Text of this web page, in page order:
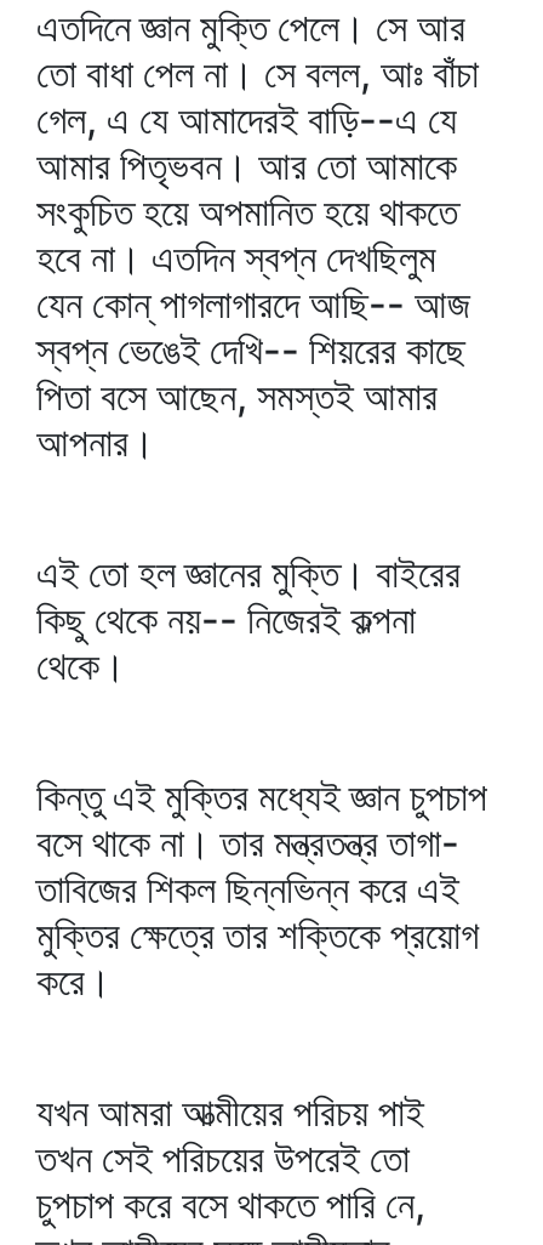
এতদিনে জ্ঞান মুক্তি পেলে। সে আর
তো বাধা পেল না। সে বলল, আঃ বাঁচা
গেল, এ যে আমাদেরই বাড়ি--এ যে
আমার পিতৃভবন। আর তো আমাকে
সংকুচিত হয়ে অপমানিত হয়ে থাকতে
হবে না। এতদিন স্বপ্ন দেখছিলুম
যেন কোন্‌ পাগলাগারদে আছি-- আজ
স্বপ্ন ভেঙেই দেখি-- শিয়রের কাছে
পিতা বসে আছেন, সমস্তই আমার
আপনার।
এই তো হল জ্ঞানের মুক্তি। বাইরের
কিছু থেকে নয়-- নিজেরই কল্পনা
থেকে।
কিন্তু এই মুক্তির মধ্যেই জ্ঞান চুপচাপ
বসে থাকে না। তার মন্ত্রতন্ত্র তাগা-
তাবিজের শিকল ছিন্নভিন্ন করে এই
মুক্তির ক্ষেত্রে তার শক্তিকে প্রয়োগ
করে।
যখন আমরা আত্মীয়ের পরিচয় পাই
তখন সেই পরিচয়ের উপরেই তো
চুপচাপ করে বসে থাকতে পারি নে,